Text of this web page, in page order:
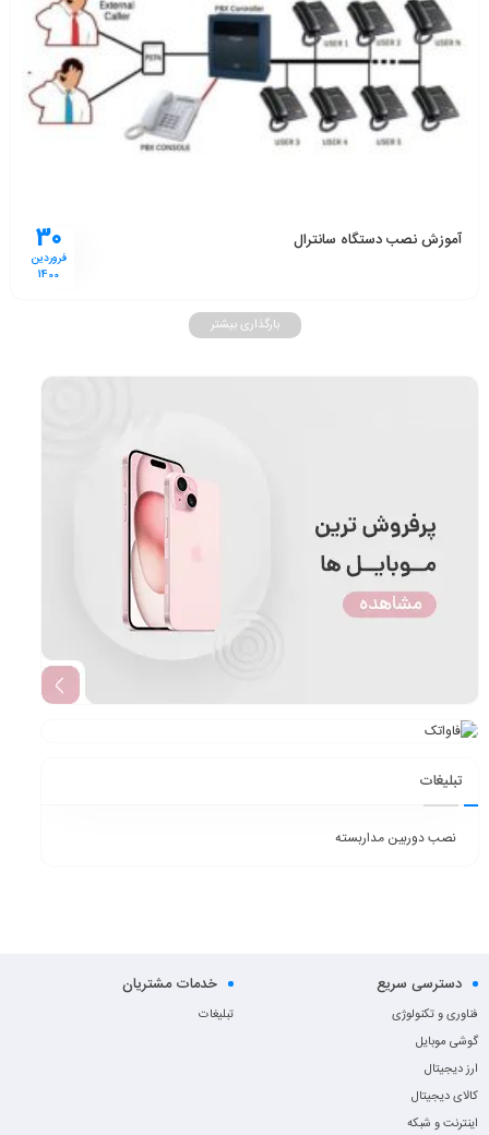
30
فروردین
1400
آموزش نصب دستگاه سانترال
بارگذاری بیشتر
تبلیغات
نصب دوربین مداربسته
دسترسی سریع
فناوری و تکنولوژی
گوشی موبایل
ارز دیجیتال
کالای دیجیتال
اینترنت و شبکه
خدمات مشتریان
تبلیغات